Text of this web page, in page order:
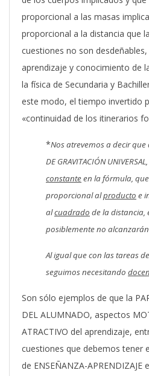
proporcional a las masas
proporcional a la distancia que
cuestiones no son
aprendizaje y conocimiento de
la física de Secundaria y
este modo, el tiempo invertido
«continuidad de los itinerarios
*Nos atrevemos a decir que
DE GRAVITACIÓN
constanteen la fórmula,
proporcional alproducto e
alcuadrado de la distancia,
posiblemente no
Al igual que con las tareas
seguimos necesitando
Son sólo ejemplos de que la
DEL ALUMNADO, aspectos
ATRACTIVO del aprendizaje,
cuestiones que debemos tener
de ENSEÑANZA-APRENDIZAJE